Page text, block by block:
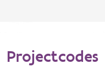
Projectcodes